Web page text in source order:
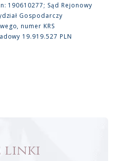
190610277; Sąd Rejonowy
Gospodarczy
numer KRS
19.919.527 PLN
linki